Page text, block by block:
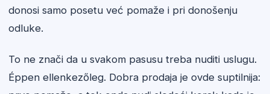
donosi samo posetu već pomaže i pri donošenju
odluke.
To ne znači da u svakom pasusu treba nuditi uslugu.
Éppen ellenkezőleg. Dobra prodaja je ovde suptilnija: